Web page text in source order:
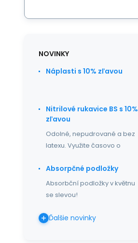
NOVINKY
Náplasti s 10% zľavou
Nitrilové rukavice BS s 10%
zľavou
Odolné, nepudrované a bez
latexu. Využite časovo o
Absorpčné podložky
Absorbční podložky v květnu
se slevou!
Ďalšie novinky